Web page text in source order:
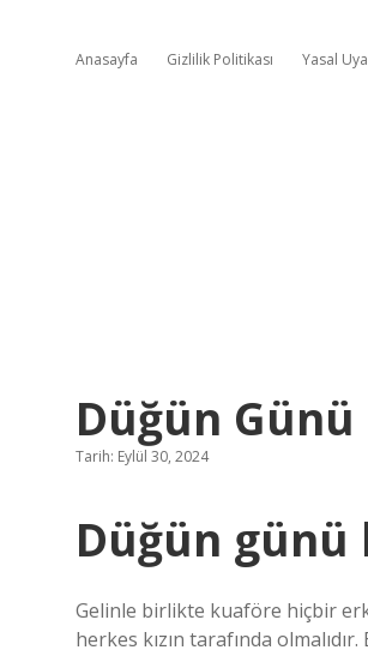
Anasayfa Gizlilik Politikası Yasal
Düğün
Tarih: Eylül 30, 2024
Düğün
Gelinle birlikte kuaföre hiçbir
herkes kızın tarafında